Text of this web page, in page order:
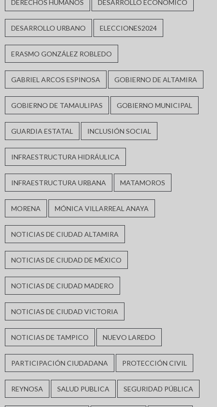
DERECHOS HUMANOS DESARROLLO ECONÓMICO
DESARROLLO URBANO ELECCIONES2024
ERASMO GONZÁLEZ ROBLEDO
GABRIEL ARCOS ESPINOSA GOBIERNO DE ALTAMIRA
GOBIERNO DE TAMAULIPAS GOBIERNO MUNICIPAL
GUARDIA ESTATAL INCLUSIÓN SOCIAL
INFRAESTRUCTURA HIDRÁULICA
INFRAESTRUCTURA URBANA MATAMOROS
MORENA MÓNICA VILLARREAL ANAYA
NOTICIAS DE CIUDAD ALTAMIRA
NOTICIAS DE CIUDAD DE MÉXICO
NOTICIAS DE CIUDAD MADERO
NOTICIAS DE CIUDAD VICTORIA
NOTICIAS DE TAMPICO NUEVO LAREDO
PARTICIPACIÓN CIUDADANA PROTECCIÓN CIVIL
REYNOSA SALUD PUBLICA SEGURIDAD PÚBLICA